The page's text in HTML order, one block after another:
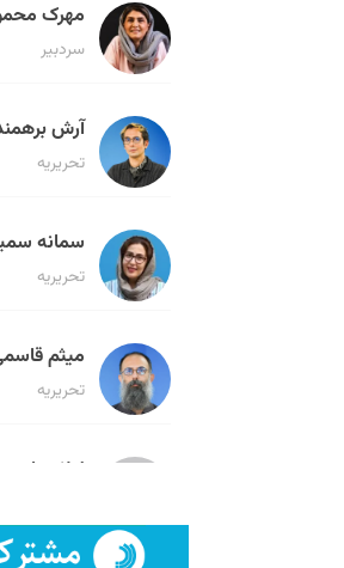
مهرک
سردبیر
آرش
تحریریه
سمانه
تحریریه
میثم
تحریریه
لیلا حنارود